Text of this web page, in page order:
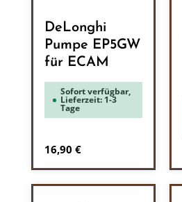
DeLonghi
Pumpe EP5GW
für ECAM
Sofort verfügbar,
Lieferzeit: 1-3
Tage
Regulärer Preis:
16,90 €